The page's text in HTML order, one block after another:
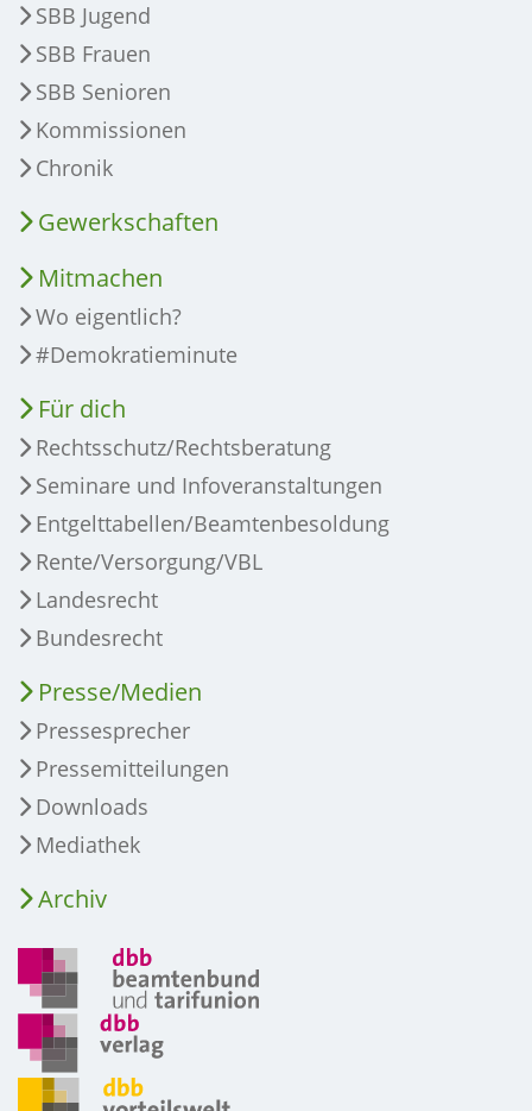
SBB Jugend
SBB Frauen
SBB Senioren
Kommissionen
Chronik
Gewerkschaften
Mitmachen
Wo eigentlich?
#Demokratieminute
Für dich
Rechtsschutz/Rechtsberatung
Seminare und Infoveranstaltungen
Entgelttabellen/Beamtenbesoldung
Rente/Versorgung/VBL
Landesrecht
Bundesrecht
Presse/Medien
Pressesprecher
Pressemitteilungen
Downloads
Mediathek
Archiv